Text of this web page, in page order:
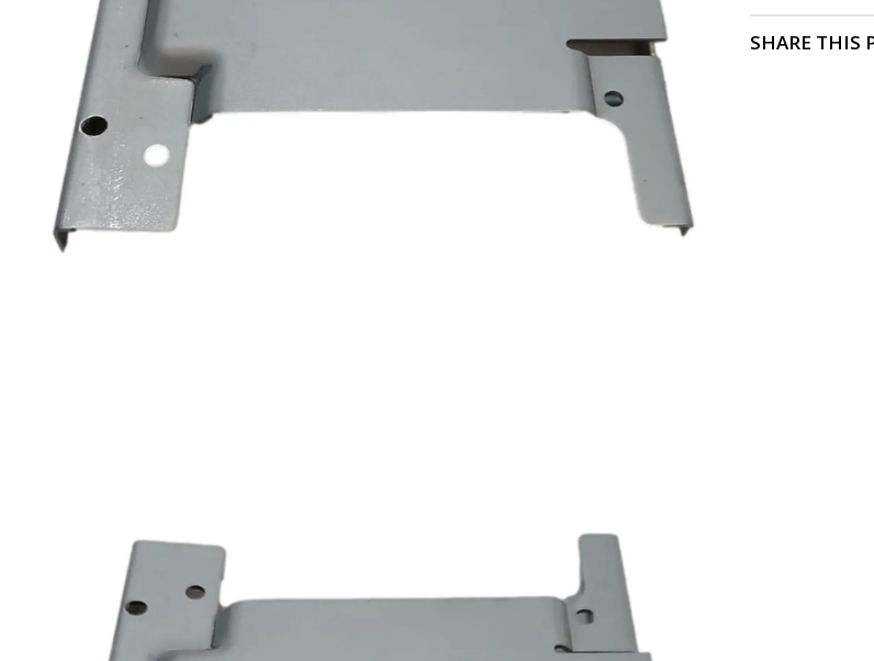
SHARE THIS